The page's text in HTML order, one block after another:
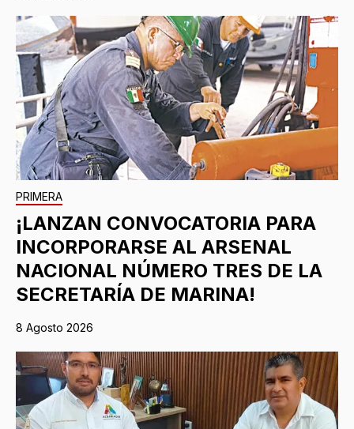
PRIMERA
¡LANZAN CONVOCATORIA PARA
INCORPORARSE AL ARSENAL
NACIONAL NÚMERO TRES DE LA
SECRETARÍA DE MARINA!
8 Agosto 2026